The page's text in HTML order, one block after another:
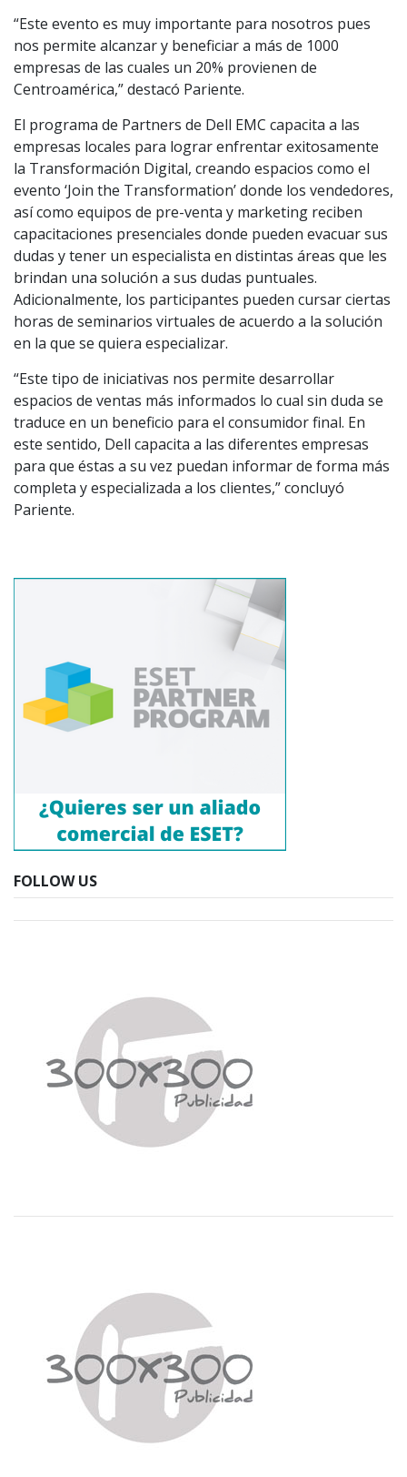
“Este evento es muy importante para nosotros pues
nos permite alcanzar y beneficiar a más de 1000
empresas de las cuales un 20% provienen de
Centroamérica,” destacó Pariente.
El programa de Partners de Dell EMC capacita a las
empresas locales para lograr enfrentar exitosamente
la Transformación Digital, creando espacios como el
evento ‘Join the Transformation’ donde los vendedores,
así como equipos de pre-venta y marketing reciben
capacitaciones presenciales donde pueden evacuar sus
dudas y tener un especialista en distintas áreas que les
brindan una solución a sus dudas puntuales.
Adicionalmente, los participantes pueden cursar ciertas
horas de seminarios virtuales de acuerdo a la solución
en la que se quiera especializar.
“Este tipo de iniciativas nos permite desarrollar
espacios de ventas más informados lo cual sin duda se
traduce en un beneficio para el consumidor final. En
este sentido, Dell capacita a las diferentes empresas
para que éstas a su vez puedan informar de forma más
completa y especializada a los clientes,” concluyó
Pariente.
FOLLOW US